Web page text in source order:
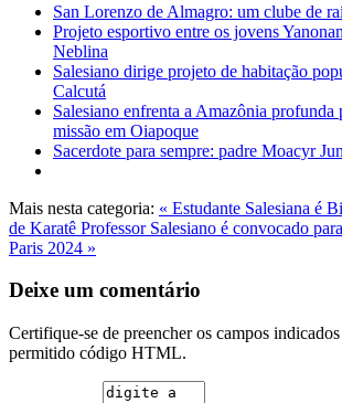
San Lorenzo de Almagro: um clube de
Projeto esportivo entre os jovens
Neblina
Salesiano dirige projeto de habitação
Calcutá
Salesiano enfrenta a Amazônia profunda
missão em Oiapoque
Sacerdote para sempre: padre Moacyr
Mais nesta categoria: « Estudante Salesiana é
de Karatê Professor Salesiano é convocado
Paris 2024 »
Deixe um comentário
Certifique-se de preencher os campos
permitido código HTML.